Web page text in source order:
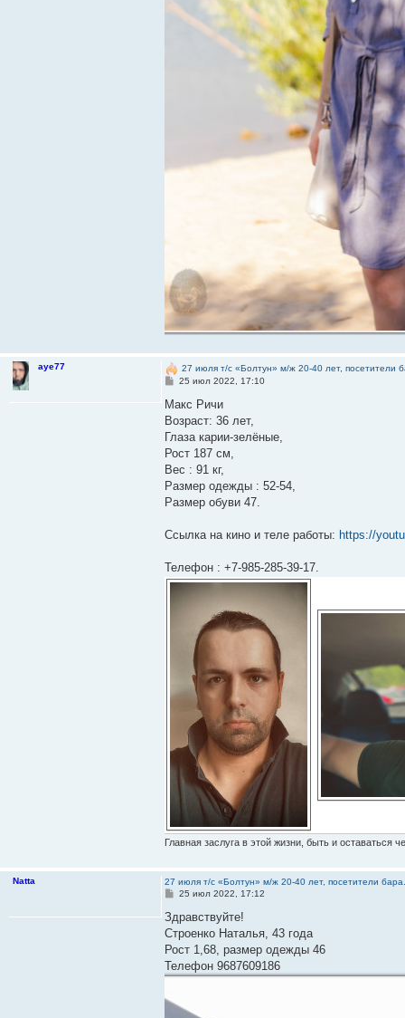
aye77
27 июля т/с «Болтун» м/ж 20-40 лет, посетители
С
о
щ
е
и
е
25 июл 2022, 17:10
Макс Ричи
Возраст: 36 лет,
Глаза карии-зелёные,
Рост 187 см,
Вес : 91 кг,
Размер одежды : 52-54,
Размер обуви 47.
Ссылка на кино и теле работы: https://
Телефон : +7-985-285-39-17.
Главная заслуга в этой жизни, быть и оставаться
Natta
27 июля т/с «Болтун» м/ж 20-40 лет, посетители
С
о
б
щ
е
и
25 июл 2022, 17:12
Здравствуйте!
Строенко Наталья, 43 года
Рост 1,68, размер одежды 46
Телефон 9687609186